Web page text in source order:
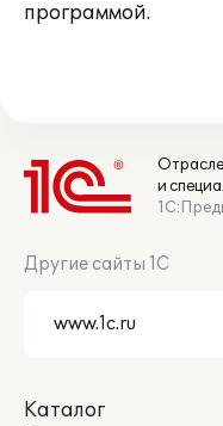
программой.
и
Другие сайты 1С
Каталог